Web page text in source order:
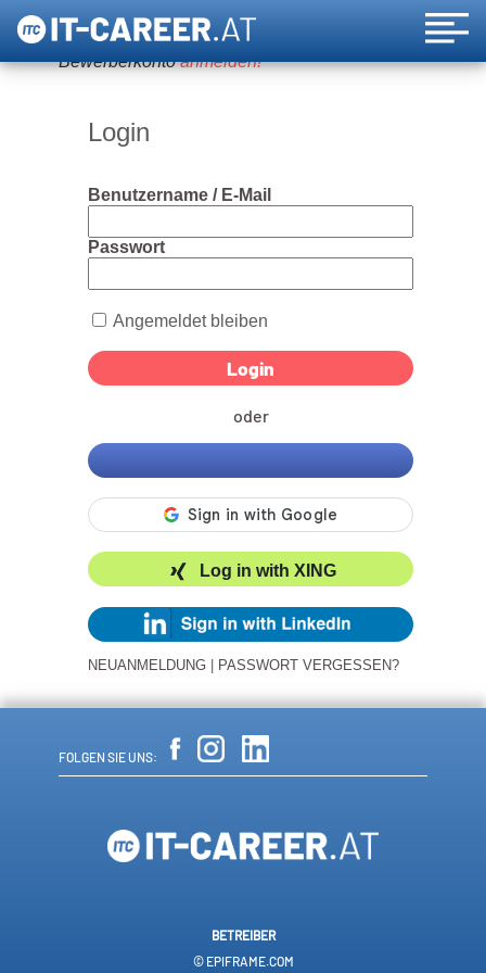
Um diese Funktion nutzen zu können, bitte ein
Bewerberkontoanmelden!
Login
Benutzername / E-Mail
Passwort
Angemeldet bleiben
oder
Log in with XING
NEUANMELDUNG PASSWORT VERGESSEN?
FOLGEN SIE UNS:
BETREIBER
© EPIFRAME.COM